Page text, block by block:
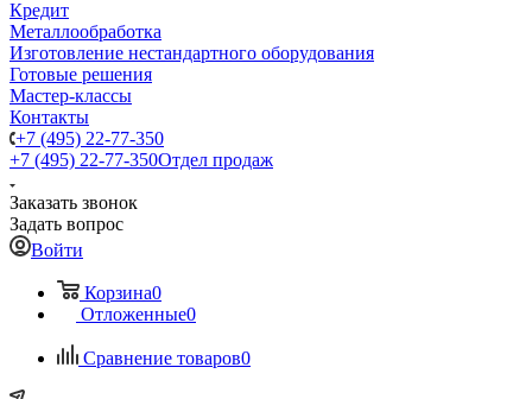
Кредит
Металлообработка
Изготовление нестандартного оборудования
Готовые решения
Мастер-классы
Контакты
+7 (495) 22-77-350
+7 (495) 22-77-350Отдел продаж
Заказать звонок
Задать вопрос
Войти
Корзина0
Отложенные0
Сравнение товаров0